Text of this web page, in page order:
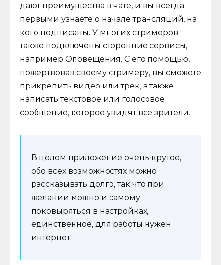
дают преимущества в чате, и вы всегда
первыми узнаете о начале трансляций, на
кого подписаны. У многих стримеров
также подключены сторонние сервисы,
например Оповещения. С его помощью,
пожертвовав своему стримеру, вы сможете
прикрепить видео или трек, а также
написать текстовое или голосовое
сообщение, которое увидят все зрители.
В целом приложение очень крутое,
обо всех возможностях можно
рассказывать долго, так что при
желании можно и самому
поковыряться в настройках,
единственное, для работы нужен
интернет.